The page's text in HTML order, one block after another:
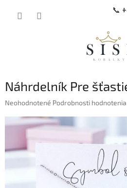
📞
Náhrdelník Pre
Priemerné
produktu
z
Neohodnotené Podrobnosti hodnotenia